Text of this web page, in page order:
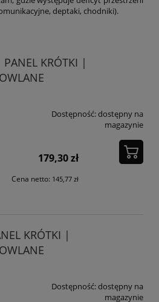
deptaki, chodniki).
KRÓTKI |
Dostępność:dostępny na
magazynie
179,30 zł
Cena netto: 145,77 zł
KRÓTKI |
Dostępność:dostępny na
magazynie